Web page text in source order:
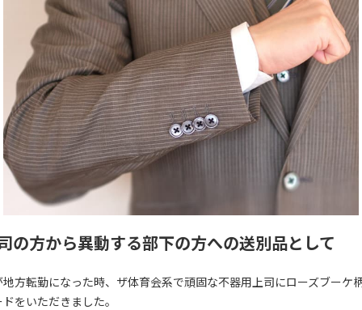
の方から異動する部下の方への送別品として
地方転勤になった時、ザ体育会系で頑固な不器用上司にローズブーケ
をいただきました。